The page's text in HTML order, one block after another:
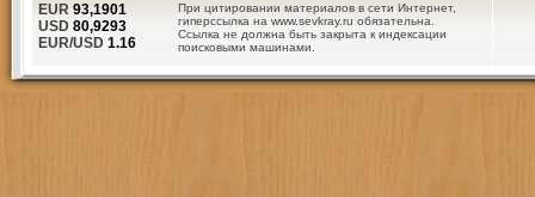
При цитировании материалов в сети Интернет,
гиперссылка на www.sevkray.ru обязательна.
Ссылка не должна быть закрыта к индексации
поисковыми машинами.
EUR 93,1901
USD 80,9293
EUR/USD 1.16